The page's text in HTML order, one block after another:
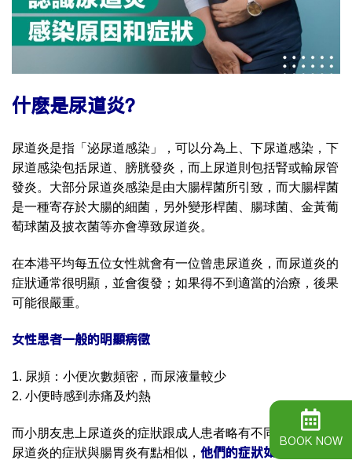
什麽是尿道炎？
尿道炎是指「泌尿道感染」，可以分為上、下尿道感染，下
尿道感染包括尿道、膀胱發炎，而上尿道則包括腎或輸尿管
發炎。大部分尿道炎感染是由大腸桿菌所引致，而大腸桿菌
是一種寄存於大腸的細菌，另外變形桿菌、腸球菌、金黃葡
萄球菌及披衣菌等亦會導致尿道炎。
在本港平均每五位女性就會有一位曾患尿道炎，而尿道炎的
症狀通常很明顯，並會復發；如果得不到適當的治療，後果
可能很嚴重。
女性患者一般的明顯病徵
1. 尿頻：小便次數頻密，而尿液量較少
2. 小便時感到赤痛及灼熱
而小朋友患上尿道炎的症狀跟成人患者略有不同，嬰兒患上
尿道炎的症狀與腸胃炎有點相似， 他們的症狀如下：
BOOK NOW